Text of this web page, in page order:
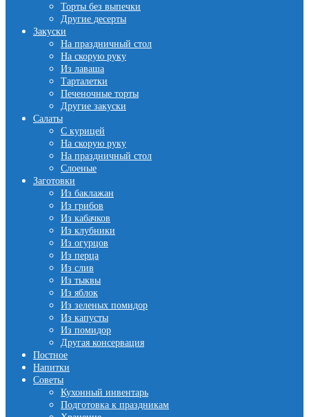
Торты без выпечки
Другие десерты
Закуски
На праздничный стол
На скорую руку
Из лаваша
Тарталетки
Печеночные торты
Другие закуски
Салаты
С курицей
На скорую руку
На праздничный стол
Слоеные
Заготовки
Из баклажан
Из грибов
Из кабачков
Из клубники
Из огурцов
Из перца
Из слив
Из тыквы
Из яблок
Из зеленых помидор
Из капусты
Из помидор
Другая консервация
Постное
Напитки
Советы
Кухонный инвентарь
Подготовка к праздникам